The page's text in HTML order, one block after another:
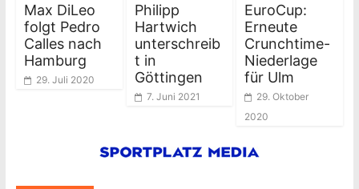
Max DiLeo
folgt Pedro
Calles nach
Hamburg
29. Juli 2020
Philipp
Hartwich
unterschreib
t in
Göttingen
7. Juni 2021
EuroCup:
Erneute
Crunchtime-
Niederlage
für Ulm
29. Oktober
2020